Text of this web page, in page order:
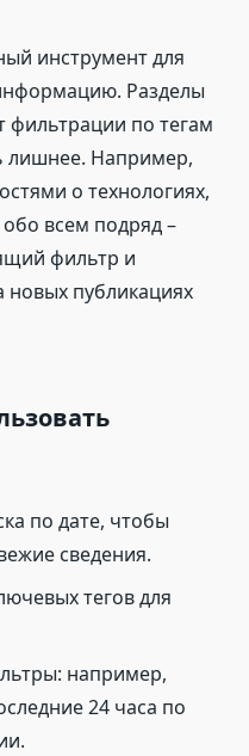
инструмент для
Разделы
фильтрации по тегам
лишнее. Например,
о технологиях,
всем подряд –
фильтр и
новых публикациях
по дате, чтобы
сведения.
тегов для
например,
24 часа по